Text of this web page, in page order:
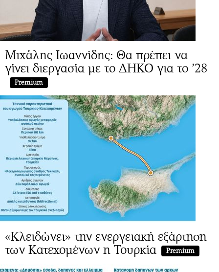
Μιχάλης Ιωαννίδης: Θα πρέπει να
γίνει διεργασία με το ΔΗΚΟ για το ’28
Premium
«Κλειδώνει» την ενεργειακή εξάρτηση
των Κατεχομένων η Τουρκία
Premium